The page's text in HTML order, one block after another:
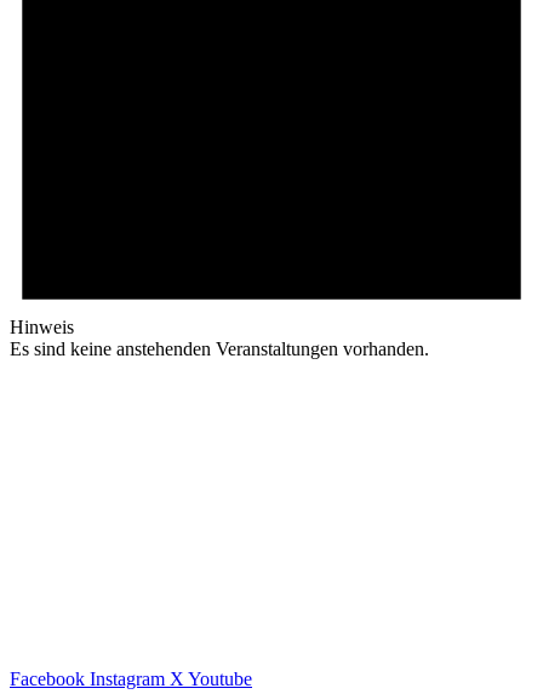
Hinweis
Es sind keine anstehenden Veranstaltungen vorhanden.
Facebook Instagram X Youtube